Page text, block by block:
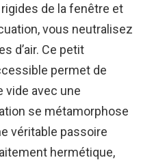
de la fenêtre et
vous neutralisez
d’air. Ce petit
permet de
vide avec une
se métamorphose
véritable passoire
hermétique,